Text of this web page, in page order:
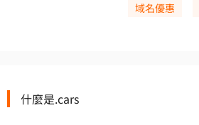
域名優惠
什麼是.cars